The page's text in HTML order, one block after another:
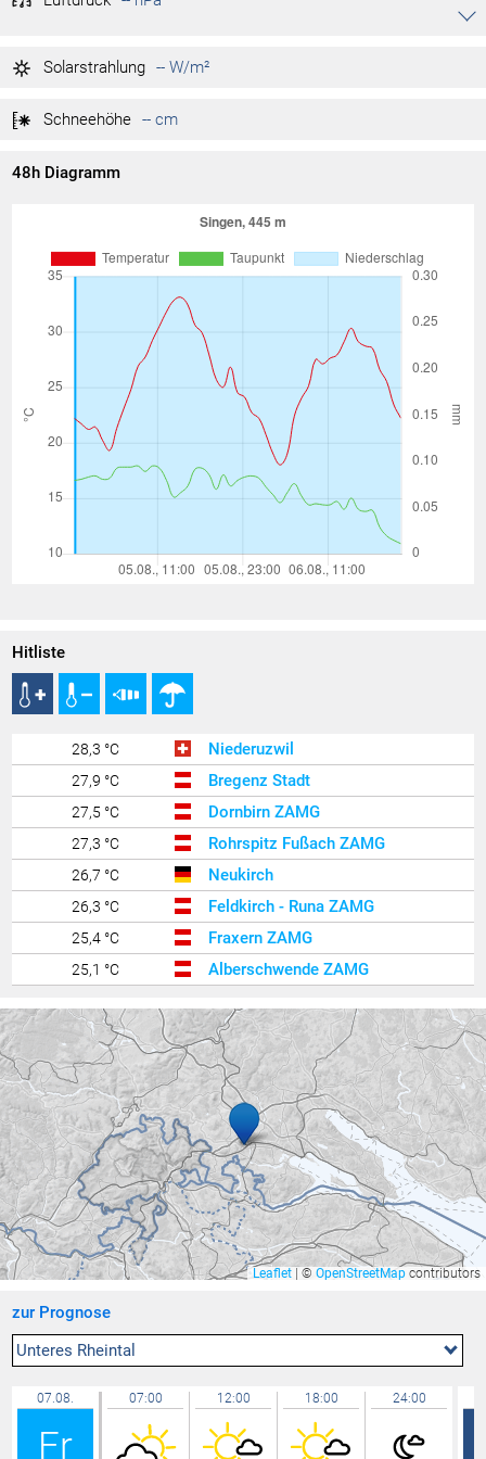
Akkordeon auf-/zuklappen
-- hPa
Tag max.
Solarstrahlung -- W/m²
Schneehöhe -- cm
48h Diagramm
Hitliste
28,3 °C Niederuzwil
27,9 °C Bregenz Stadt
27,5 °C Dornbirn ZAMG
27,3 °C Rohrspitz Fußach ZAMG
26,7 °C Neukirch
26,3 °C Feldkirch - Runa ZAMG
25,4 °C Fraxern ZAMG
25,1 °C Alberschwende ZAMG
24,3 °C Poschiavo / Robbia
24,2 °C Cham
24,1 °C Wädenswil
23,9 °C Feldbach
23,5 °C Buchs / Aarau
23,3 °C Hohenems-Werkhof
23,3 °C Mühlehorn / Walensee
23,2 °C Altach
23,2 °C Klaus
23,1 °C
23,0 °C
22,9 °C Feldkirch Gisingen
22,8 °C Widnau
Leaflet © OpenStreetMap contributors
zur Prognose
Unteres Rheintal
07.08.
Fr
07:00 12:00 18:00 24:00